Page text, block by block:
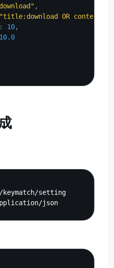
,
"title:download OR
: 10,
10.0
keymatch/setting